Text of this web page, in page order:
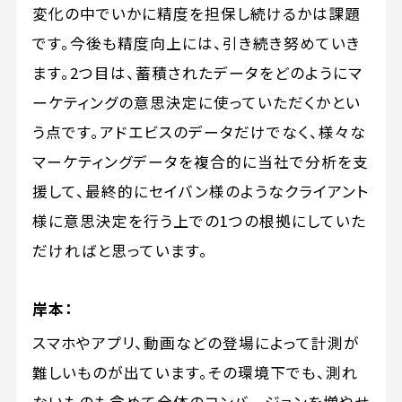
変化の中でいかに精度を担保し続けるかは課題
です。今後も精度向上には、引き続き努めていき
ます。2つ目は、蓄積されたデータをどのようにマ
ーケティングの意思決定に使っていただくかとい
う点です。アドエビスのデータだけでなく、様々な
マーケティングデータを複合的に当社で分析を支
援して、最終的にセイバン様のようなクライアント
様に意思決定を行う上での1つの根拠にしていた
だければと思っています。
岸本：
スマホやアプリ、動画などの登場によって計測が
難しいものが出ています。その環境下でも、測れ